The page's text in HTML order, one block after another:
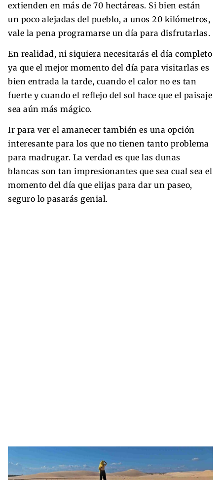
extienden en más de 70 hectáreas. Si bien están
un poco alejadas del pueblo, a unos 20 kilómetros,
vale la pena programarse un día para disfrutarlas.
En realidad, ni siquiera necesitarás el día completo
ya que el mejor momento del día para visitarlas es
bien entrada la tarde, cuando el calor no es tan
fuerte y cuando el reflejo del sol hace que el paisaje
sea aún más mágico.
Ir para ver el amanecer también es una opción
interesante para los que no tienen tanto problema
para madrugar. La verdad es que las dunas
blancas son tan impresionantes que sea cual sea el
momento del día que elijas para dar un paseo,
seguro lo pasarás genial.